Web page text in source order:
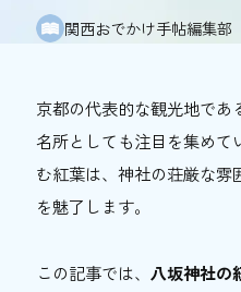
体験する
おトク情報
おトク情報
おすすめ
関西おでかけ手帖編集部
京都の代表的な観光地であ
名所としても注目を集めて
む紅葉は、神社の荘厳な雰
を魅了します。
この記事では、 八坂神社の